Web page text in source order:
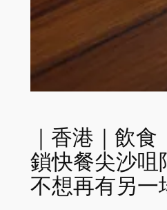
｜香港｜飲
鎖快餐尖沙咀
不想再有另一